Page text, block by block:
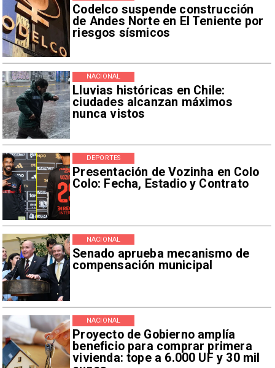
Codelco suspende construcción
de Andes Norte en El Teniente por
riesgos sísmicos
Lluvias históricas en Chile:
ciudades alcanzan máximos
nunca vistos
NACIONAL
Presentación de Vozinha en Colo
Colo: Fecha, Estadio y Contrato
DEPORTES
Senado aprueba mecanismo de
compensación municipal
NACIONAL
Proyecto de Gobierno amplía
beneficio para comprar primera
vivienda: tope a 6.000 UF y 30 mil
NACIONAL